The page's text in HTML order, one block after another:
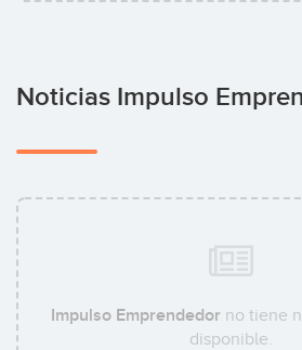
Noticias Impulso
Impulso Emprendedor no tiene
disponible.